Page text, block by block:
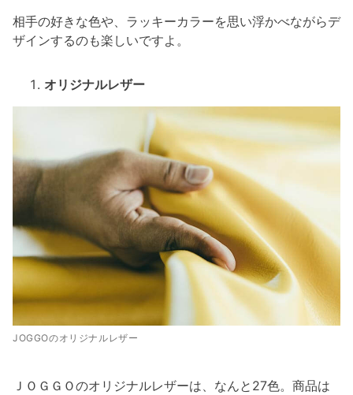
相手の好きな色や、ラッキーカラーを思い浮かべながらデ
ザインするのも楽しいですよ。
オリジナルレザー
JOGGOのオリジナルレザー
ＪＯＧＧＯのオリジナルレザーは、なんと27色。商品は